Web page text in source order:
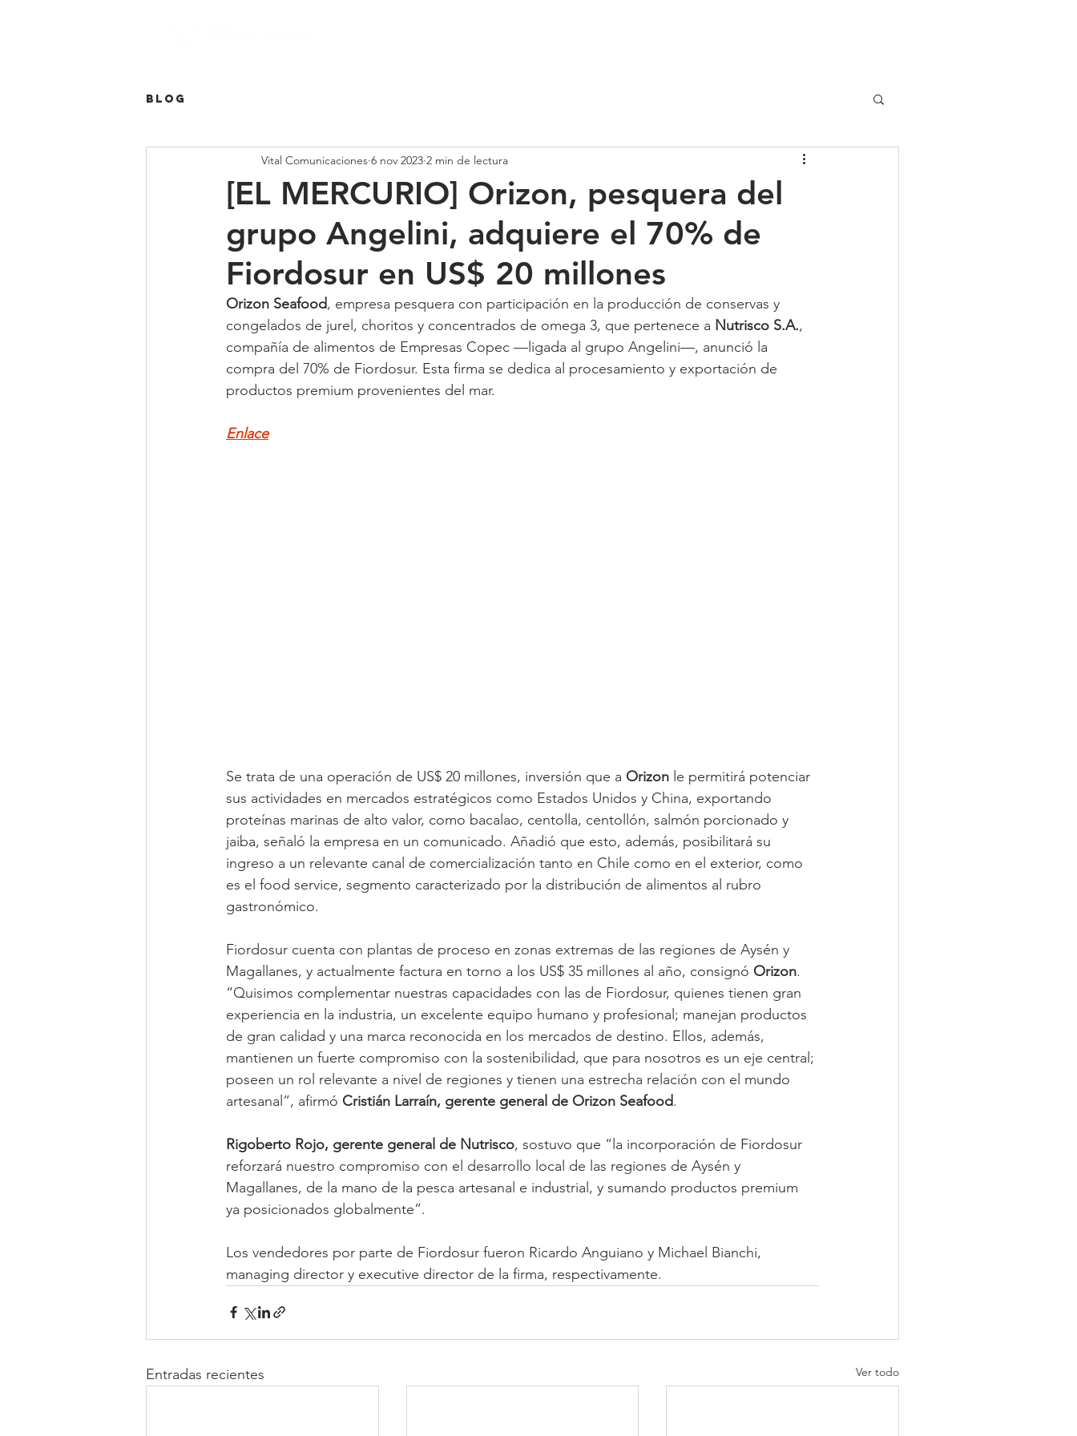
Blog
[EL MERCURIO] Orizon, pesquera del
grupo Angelini, adquiere el 70% de
Fiordosur en US$ 20 millones
Vital Comunicaciones 6 nov 2023 2 min de lectura
Orizon Seafood, empresa pesquera con participación en la producción de conservas y
congelados de jurel, choritos y concentrados de omega 3, que pertenece a Nutrisco S.A.,
compañía de alimentos de Empresas Copec —ligada al grupo Angelini—, anunció la
compra del 70% de Fiordosur. Esta firma se dedica al procesamiento y exportación de
productos premium provenientes del mar.
Enlace
Se trata de una operación de US$ 20 millones, inversión que a Orizon le permitirá potenciar
sus actividades en mercados estratégicos como Estados Unidos y China, exportando
proteínas marinas de alto valor, como bacalao, centolla, centollón, salmón porcionado y
jaiba, señaló la empresa en un comunicado. Añadió que esto, además, posibilitará su
ingreso a un relevante canal de comercialización tanto en Chile como en el exterior, como
es el food service, segmento caracterizado por la distribución de alimentos al rubro
gastronómico.
Fiordosur cuenta con plantas de proceso en zonas extremas de las regiones de Aysén y
Magallanes, y actualmente factura en torno a los US$ 35 millones al año, consignó Orizon.
“Quisimos complementar nuestras capacidades con las de Fiordosur, quienes tienen gran
experiencia en la industria, un excelente equipo humano y profesional; manejan productos
de gran calidad y una marca reconocida en los mercados de destino. Ellos, además,
mantienen un fuerte compromiso con la sostenibilidad, que para nosotros es un eje central;
poseen un rol relevante a nivel de regiones y tienen una estrecha relación con el mundo
artesanal”, afirmó Cristián Larraín, gerente general de Orizon Seafood.
Rigoberto Rojo, gerente general de Nutrisco, sostuvo que “la incorporación de Fiordosur
reforzará nuestro compromiso con el desarrollo local de las regiones de Aysén y
Magallanes, de la mano de la pesca artesanal e industrial, y sumando productos premium
ya posicionados globalmente”.
Los vendedores por parte de Fiordosur fueron Ricardo Anguiano y Michael Bianchi,
managing director y executive director de la firma, respectivamente.
Entradas recientes Ver todo